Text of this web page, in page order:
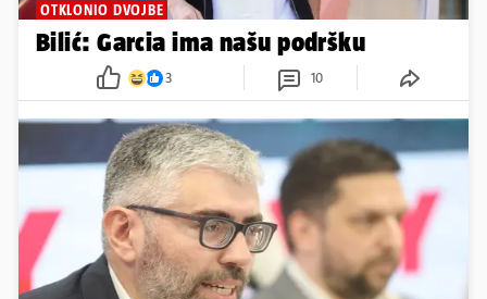
OTKLONIO DVOJBE
Bilić: Garcia ima našu podršku
3 10